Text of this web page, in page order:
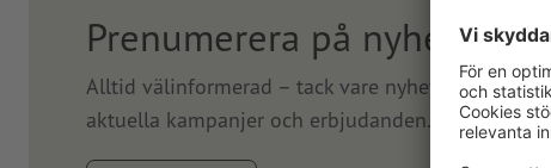
Prenumerera på nyhetsbrev
Alltid välinformerad – tack vare nyhetsbrev. Vi
aktuella kampanjer och erbjudanden.